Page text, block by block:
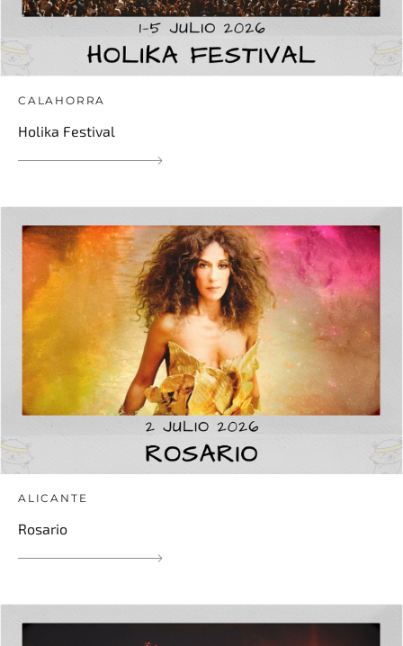
CALAHORRA
Holika Festival
ALICANTE
Rosario